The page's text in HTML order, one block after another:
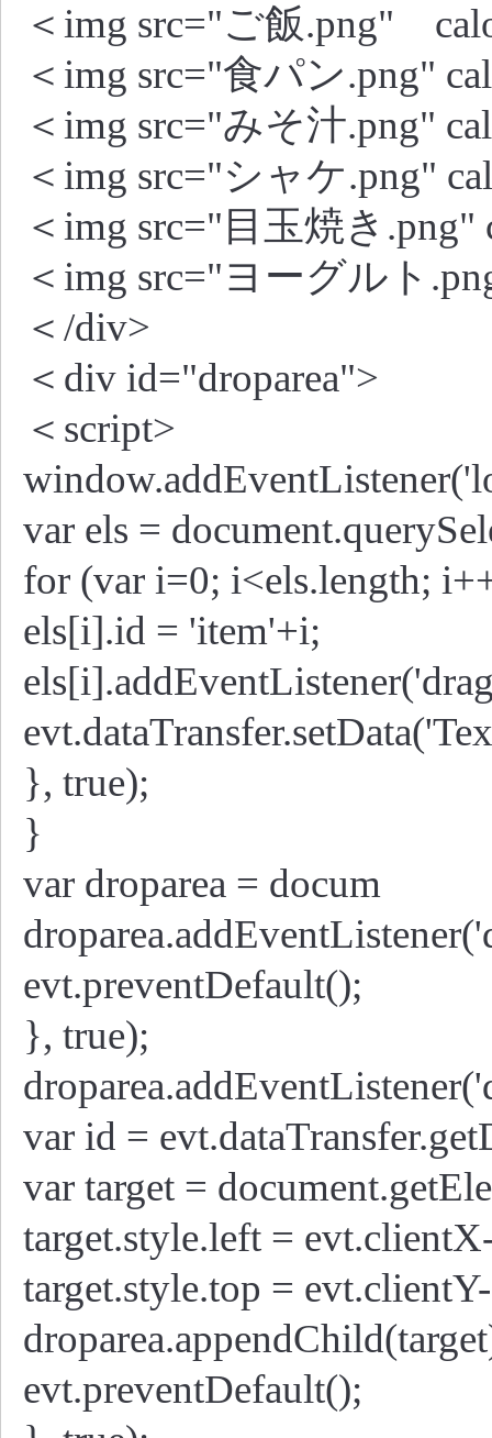
＜img src="ご飯.png"
＜img src="食パン.png"
＜img src="みそ汁.png"
＜img src="シャケ.png"
＜img src="目玉焼き.png"
＜img src="ヨーグルト
＜/div>
＜div id="droparea">
＜script>
var els =
for (var i=0; i<els.length;
els[i].id = 'item'+i;
}, true);
}
var droparea = docum
evt.preventDefault();
}, true);
var id =
var target =
target.style.left =
target.style.top =
evt.preventDefault();